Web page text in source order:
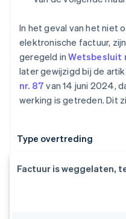
In het geval van het niet
elektronische factuur,
geregeld inWetsbesluit
later gewijzigd bij de
nr. 87 van 14 juni 2024,
werking is getreden. Dit
Type overtreding
Factuur is weggelaten,